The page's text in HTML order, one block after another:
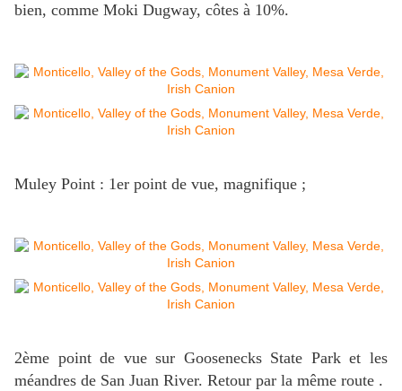
bien, comme Moki Dugway, côtes à 10%.
Muley Point : 1er point de vue, magnifique ;
2ème point de vue sur Goosenecks State Park et les
méandres de San Juan River. Retour par la même route .